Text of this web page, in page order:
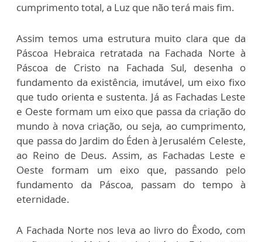
cumprimento total, a Luz que não terá mais fim.
Assim temos uma estrutura muito clara que da
Páscoa Hebraica retratada na Fachada Norte à
Páscoa de Cristo na Fachada Sul, desenha o
fundamento da existência, imutável, um eixo fixo
que tudo orienta e sustenta. Já as Fachadas Leste
e Oeste formam um eixo que passa da criação do
mundo à nova criação, ou seja, ao cumprimento,
que passa do Jardim do Éden à Jerusalém Celeste,
ao Reino de Deus. Assim, as Fachadas Leste e
Oeste formam um eixo que, passando pelo
fundamento da Páscoa, passam do tempo à
eternidade.
A Fachada Norte nos leva ao livro do Êxodo, com